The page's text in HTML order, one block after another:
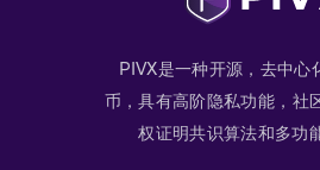
PIVX是一种开源，去中心
币，具有高阶隐私功能，社
权证明共识算法和多功